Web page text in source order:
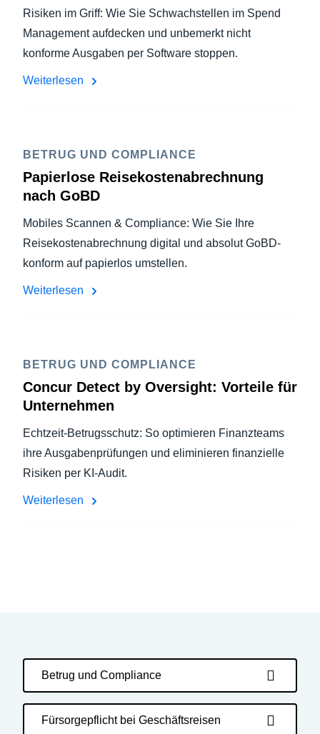
Risiken im Griff: Wie Sie Schwachstellen im Spend
Management aufdecken und unbemerkt nicht
konforme Ausgaben per Software stoppen.
Weiterlesen
BETRUG UND COMPLIANCE
Papierlose Reisekostenabrechnung
nach GoBD
Mobiles Scannen & Compliance: Wie Sie Ihre
Reisekostenabrechnung digital und absolut GoBD-
konform auf papierlos umstellen.
Weiterlesen
BETRUG UND COMPLIANCE
Concur Detect by Oversight: Vorteile für
Unternehmen
Echtzeit-Betrugsschutz: So optimieren Finanzteams
ihre Ausgabenprüfungen und eliminieren finanzielle
Risiken per KI-Audit.
Weiterlesen
Betrug und Compliance
Fürsorgepflicht bei Geschäftsreisen